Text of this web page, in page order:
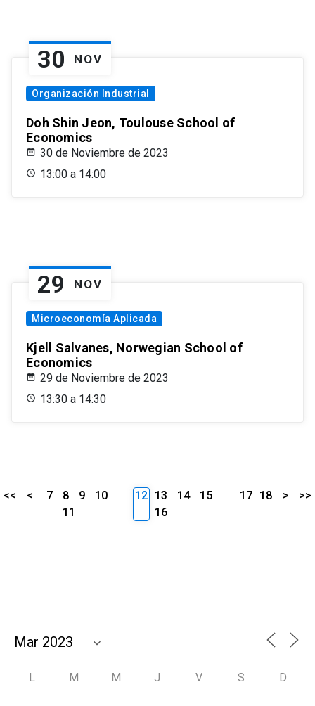
30 NOV
Organización Industrial
Doh Shin Jeon, Toulouse School of
Economics
30 de Noviembre de 2023
13:00 a 14:00
29 NOV
Microeconomía Aplicada
Kjell Salvanes, Norwegian School of
Economics
29 de Noviembre de 2023
13:30 a 14:30
<< < 7 8 9
10
11
12 13 14
15
16
17 18 > >>
L M M J V S D